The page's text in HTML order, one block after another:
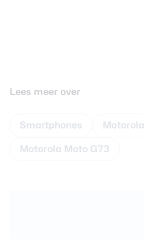
Lees meer over
Smartphones Motorola
Motorola Moto G73